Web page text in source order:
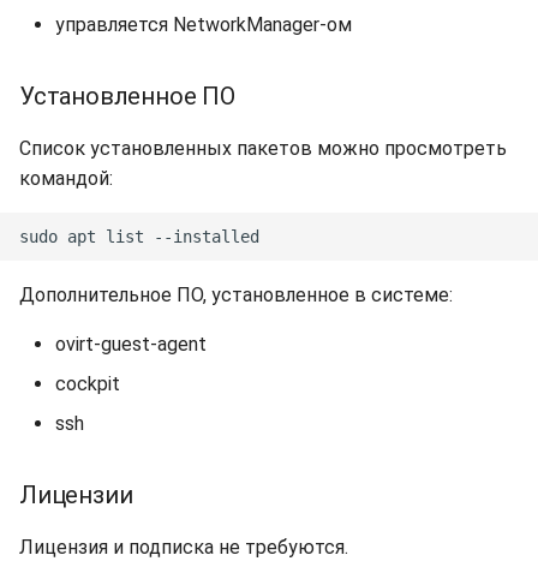
управляется NetworkManager-ом
Установленное ПО
Список установленных пакетов можно просмотреть
командой:
Дополнительное ПО, установленное в системе:
ovirt-guest-agent
cockpit
ssh
Лицензии
Лицензия и подписка не требуются.